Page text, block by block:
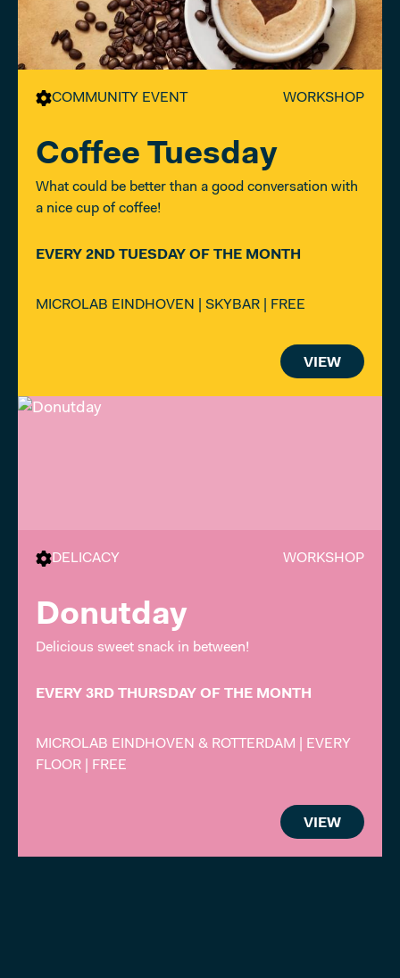
COMMUNITY EVENT WORKSHOP
Coffee Tuesday
What could be better than a good conversation with
a nice cup of coffee!
EVERY 2ND TUESDAY OF THE MONTH
MICROLAB EINDHOVEN | SKYBAR | FREE
VIEW
DELICACY WORKSHOP
Donutday
Delicious sweet snack in between!
EVERY 3RD THURSDAY OF THE MONTH
MICROLAB EINDHOVEN & ROTTERDAM | EVERY
FLOOR | FREE
VIEW